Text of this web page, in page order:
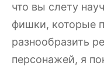
что вы слету
фишки, которые
разнообразить
персонажей, я